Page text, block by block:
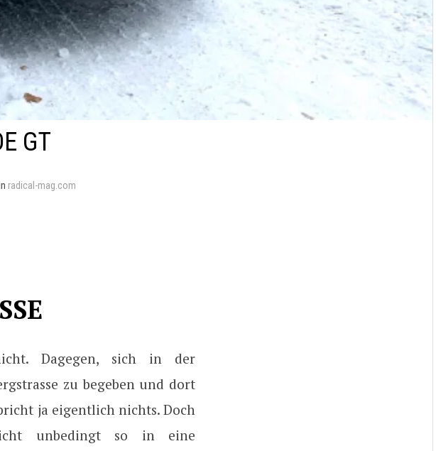
GT
radical-mag.com
Dagegen, sich in der
zu begeben und dort
ja eigentlich nichts. Doch
unbedingt so in eine